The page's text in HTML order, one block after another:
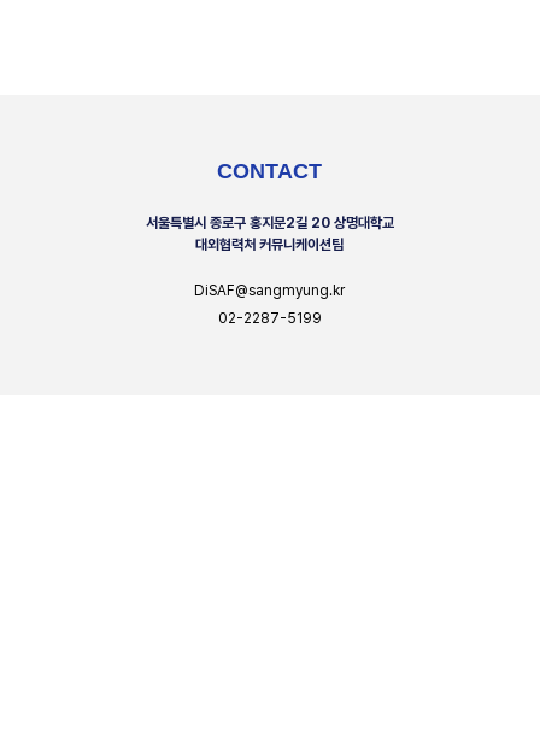
CONTACT
서울특별시 종로구 홍지문2길 20 상명대학교
대외협력처 커뮤니케이션팀
DiSAF@sangmyung.kr
02-2287-5199